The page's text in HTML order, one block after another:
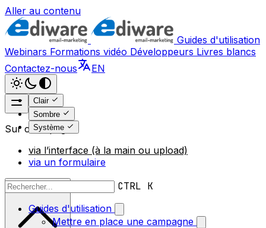
Aller au contenu
Guides d'utilisation
Webinars Formations vidéo Développeurs Livres blancs
Contactez-nous
EN
Clair
Sombre
Système
CTRL K
Guides d'utilisation
Mettre en place une campagne
Sur cette page
via l’interface (à la main ou upload)
via un formulaire
Revenir en haut